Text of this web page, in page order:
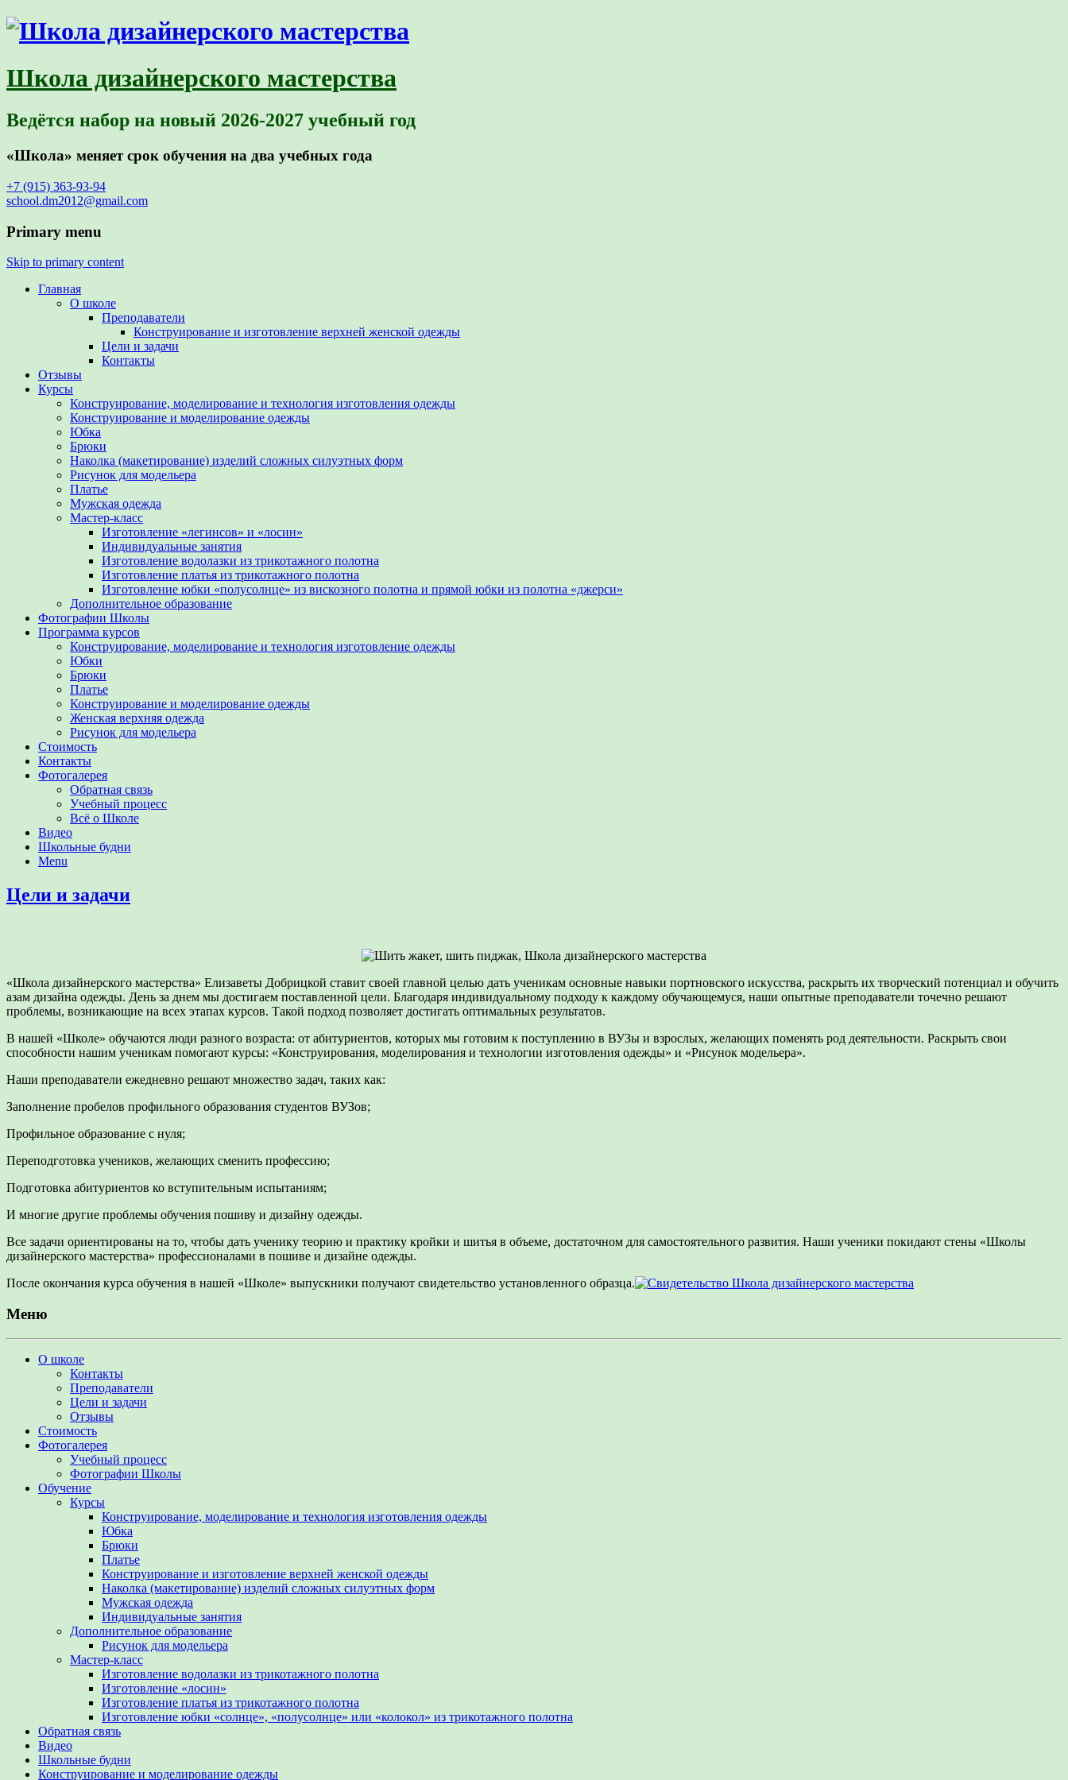
Школа дизайнерского мастерства
Ведётся набор на новый 2026-2027 учебный год
«Школа» меняет срок обучения на два учебных года
+7 (915) 363-93-94
school.dm2012@gmail.com
Primary menu
Skip to primary content
Главная
О школе
Преподаватели
Конструирование и изготовление верхней женской одежды
Цели и задачи
Контакты
Отзывы
Курсы
Конструирование, моделирование и технология изготовления одежды
Конструирование и моделирование одежды
Юбка
Брюки
Наколка (макетирование) изделий сложных силуэтных форм
Рисунок для модельера
Платье
Мужская одежда
Мастер-класс
Изготовление «легинсов» и «лосин»
Индивидуальные занятия
Изготовление водолазки из трикотажного полотна
Изготовление платья из трикотажного полотна
Изготовление юбки «полусолнце» из вискозного полотна и прямой юбки из полотна «джерси»
Дополнительное образование
Фотографии Школы
Программа курсов
Конструирование, моделирование и технология изготовление одежды
Юбки
Брюки
Платье
Конструирование и моделирование одежды
Женская верхняя одежда
Рисунок для модельера
Стоимость
Контакты
Фотогалерея
Обратная связь
Учебный процесс
Всё о Школе
Видео
Школьные будни
Menu
Цели и задачи
«Школа дизайнерского мастерства» Елизаветы Добрицкой ставит своей главной целью дать ученикам основные навыки портновского искусства, раскрыть их творческий потенциал и обучить
азам дизайна одежды. День за днем мы достигаем поставленной цели. Благодаря индивидуальному подходу к каждому обучающемуся, наши опытные преподаватели точечно решают
проблемы, возникающие на всех этапах курсов. Такой подход позволяет достигать оптимальных результатов.
В нашей «Школе» обучаются люди разного возраста: от абитуриентов, которых мы готовим к поступлению в ВУЗы и взрослых, желающих поменять род деятельности. Раскрыть свои
способности нашим ученикам помогают курсы: «Конструирования, моделирования и технологии изготовления одежды» и «Рисунок модельера».
Наши преподаватели ежедневно решают множество задач, таких как:
Заполнение пробелов профильного образования студентов ВУЗов;
Профильное образование с нуля;
Переподготовка учеников, желающих сменить профессию;
Подготовка абитуриентов ко вступительным испытаниям;
И многие другие проблемы обучения пошиву и дизайну одежды.
Все задачи ориентированы на то, чтобы дать ученику теорию и практику кройки и шитья в объеме, достаточном для самостоятельного развития. Наши ученики покидают стены «Школы
дизайнерского мастерства» профессионалами в пошиве и дизайне одежды.
После окончания курса обучения в нашей «Школе» выпускники получают свидетельство установленного образца.
Меню
О школе
Контакты
Преподаватели
Цели и задачи
Отзывы
Стоимость
Фотогалерея
Учебный процесс
Фотографии Школы
Обучение
Курсы
Конструирование, моделирование и технология изготовления одежды
Юбка
Брюки
Платье
Конструирование и изготовление верхней женской одежды
Наколка (макетирование) изделий сложных силуэтных форм
Мужская одежда
Индивидуальные занятия
Дополнительное образование
Рисунок для модельера
Мастер-класс
Изготовление водолазки из трикотажного полотна
Изготовление «лосин»
Изготовление платья из трикотажного полотна
Изготовление юбки «солнце», «полусолнце» или «колокол» из трикотажного полотна
Обратная связь
Видео
Школьные будни
Конструирование и моделирование одежды